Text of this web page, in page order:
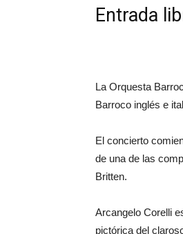
Entrada
La Orquesta
Barroco inglés e
El concierto
de una de las
Britten.
Arcangelo Corelli
pictórica del